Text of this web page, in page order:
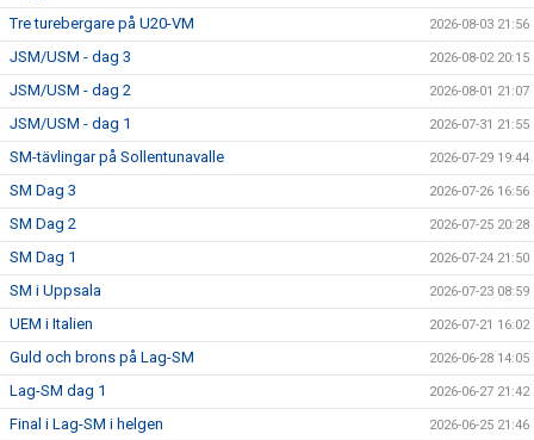
Tre turebergare på U20-VM 2026-08-03 21:56
JSM/USM - dag 3 2026-08-02 20:15
JSM/USM - dag 2 2026-08-01 21:07
JSM/USM - dag 1 2026-07-31 21:55
SM-tävlingar på Sollentunavalle 2026-07-29 19:44
SM Dag 3 2026-07-26 16:56
SM Dag 2 2026-07-25 20:28
SM Dag 1 2026-07-24 21:50
SM i Uppsala 2026-07-23 08:59
UEM i Italien 2026-07-21 16:02
Guld och brons på Lag-SM 2026-06-28 14:05
Lag-SM dag 1 2026-06-27 21:42
Final i Lag-SM i helgen 2026-06-25 21:46